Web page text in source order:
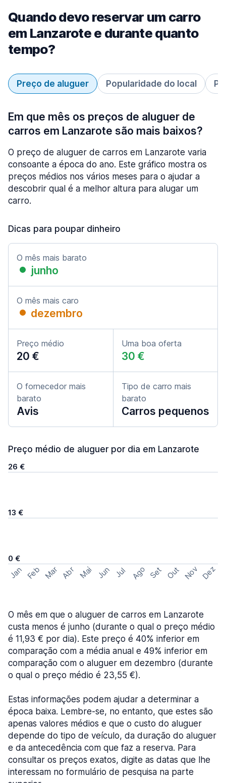
Quando devo reservar um carro
em Lanzarote e durante quanto
tempo?
Preço de aluguer Popularidade do local
Em que mês os preços de aluguer de
carros em Lanzarote são mais baixos?
O preço de aluguer de carros em Lanzarote varia
consoante a época do ano. Este gráfico mostra os
preços médios nos vários meses para o ajudar a
descobrir qual é a melhor altura para alugar um
carro.
Dicas para poupar dinheiro
O mês mais barato
junho
O mês mais caro
dezembro
Preço médio
20 €
Uma boa oferta
30 €
O fornecedor mais
barato
Avis
Tipo de carro mais
barato
Carros pequenos
Preço médio de aluguer por dia em Lanzarote
26 €
13 €
0 €
Jan Feb Mar Abr Mai Jun Jul Ago Set Out Nov Dez
O mês em que o aluguer de carros em Lanzarote
custa menos é junho (durante o qual o preço médio
é 11,93 € por dia). Este preço é 40% inferior em
comparação com a média anual e 49% inferior em
comparação com o aluguer em dezembro (durante
o qual o preço médio é 23,55 €).
Estas informações podem ajudar a determinar a
época baixa. Lembre-se, no entanto, que estes são
apenas valores médios e que o custo do aluguer
depende do tipo de veículo, da duração do aluguer
e da antecedência com que faz a reserva. Para
consultar os preços exatos, digite as datas que lhe
interessam no formulário de pesquisa na parte